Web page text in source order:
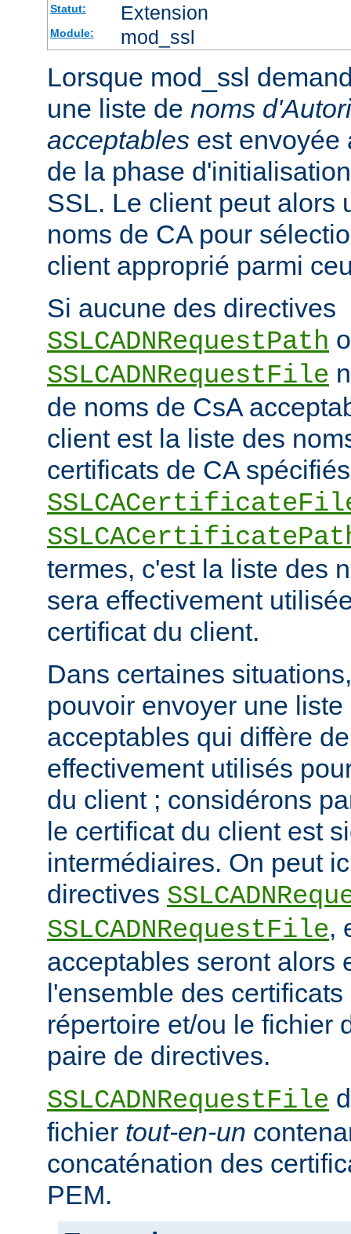
Statut: Extension
Module: mod_ssl
Lorsque mod_ssl
une liste de noms
acceptables est envoyée
de la phase
SSL. Le client peut alors
noms de CA pour
client approprié parmi
Si aucune des directives
SSLCADNRequestPath
SSLCADNRequestFile
de noms de CsA
client est la liste des
certificats de CA
termes, c'est la liste des
sera effectivement
certificat du client.
Dans certaines
pouvoir envoyer une
acceptables qui diffère
effectivement utilisés
du client ; considérons
le certificat du client est
intermédiaires. On peut
directives
SSLCADNRequestFile,
acceptables seront alors
l'ensemble des
répertoire et/ou le fichier
paire de directives.
SSLCADNRequestFile
fichier tout-en-un
concaténation des
PEM.